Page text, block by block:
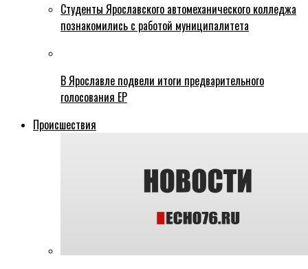
Студенты Ярославского автомеханического колледжа
познакомились с работой муниципалитета
В Ярославле подвели итоги предварительного
голосования ЕР
Происшествия